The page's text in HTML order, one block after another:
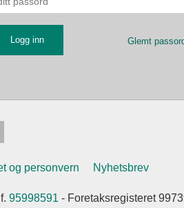
Glemt
og personvern Nyhetsbrev
95998591 - Foretaksregisteret